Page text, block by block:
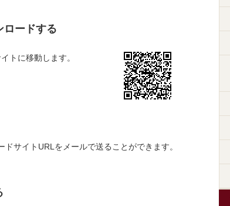
ロードする
トに移動します。
サイトURLをメールで送ることができます。